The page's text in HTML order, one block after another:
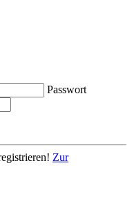
Passwort
Zur